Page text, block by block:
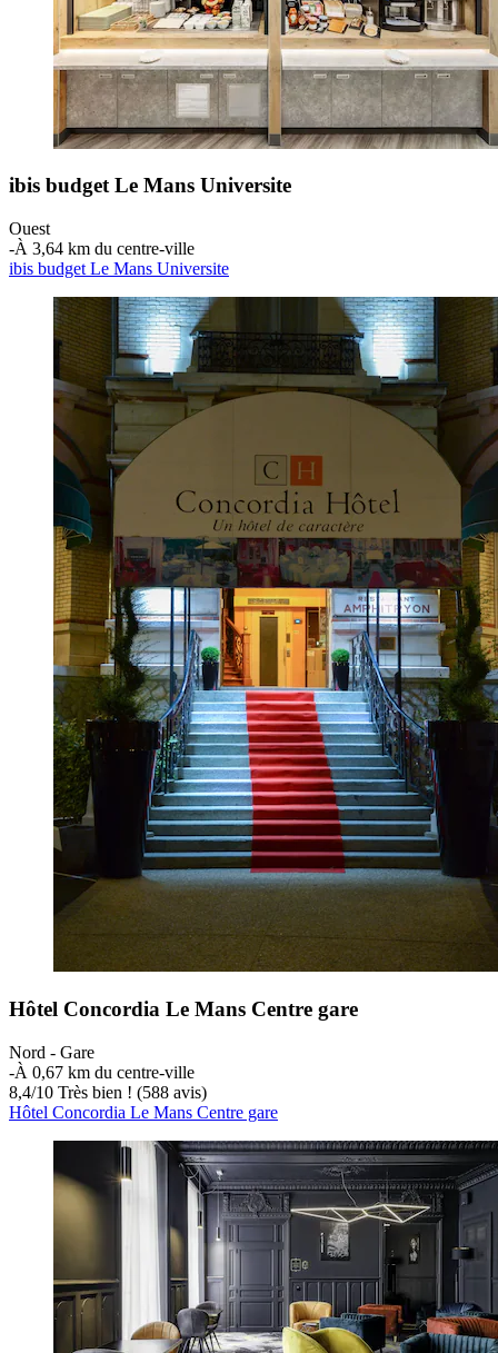
ibis budget Le Mans Universite
Ouest
‐À 3,64 km du centre-ville
ibis budget Le Mans Universite
Hôtel Concordia Le Mans Centre gare
Nord - Gare
‐À 0,67 km du centre-ville
8,4/10 Très bien ! (588 avis)
Hôtel Concordia Le Mans Centre gare